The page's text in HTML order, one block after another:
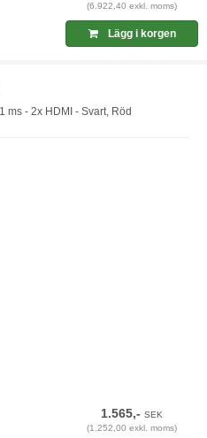
(6.922,40 exkl. moms)
Lägg i korgen
ms - 2x HDMI - Svart, Röd
1.565,-SEK
(1.252,00 exkl. moms)